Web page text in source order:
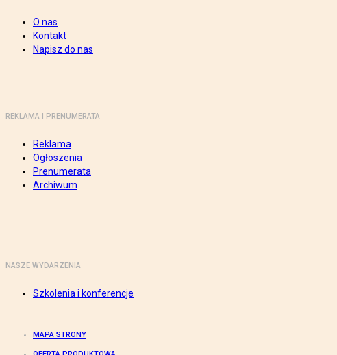
O nas
Kontakt
Napisz do nas
REKLAMA I PRENUMERATA
Reklama
Ogłoszenia
Prenumerata
Archiwum
NASZE WYDARZENIA
Szkolenia i konferencje
MAPA STRONY